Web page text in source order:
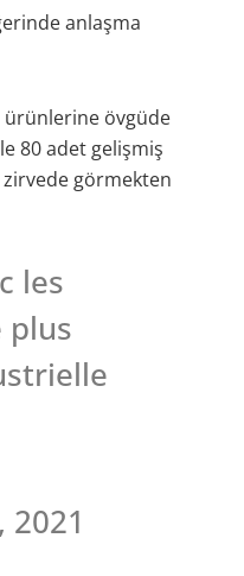
anlaşma
ürünlerine övgüde
80 adet gelişmiş
zirvede görmekten
les
plus